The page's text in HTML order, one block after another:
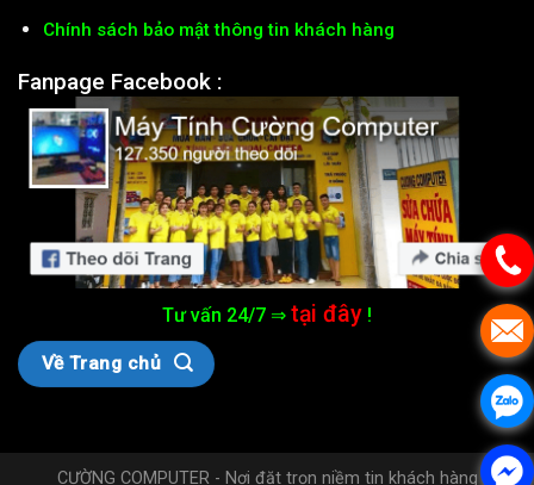
Chính sách bảo mật thông tin khách hàng
Fanpage Facebook :
Tư vấn 24/7 ⇒ tại đây !
Về Trang chủ
CƯỜNG COMPUTER - Nơi đặt trọn niềm tin khách hàng